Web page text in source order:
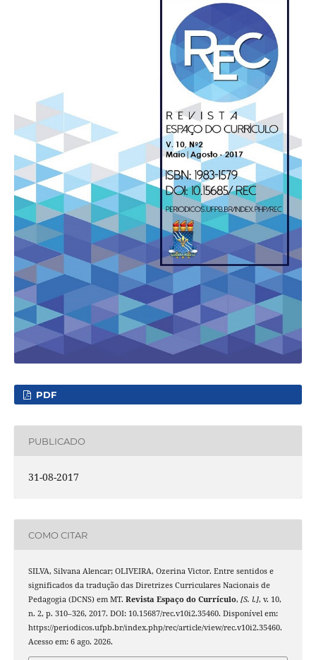
PDF
PUBLICADO
31-08-2017
COMO CITAR
SILVA, Silvana Alencar; OLIVEIRA, Ozerina Victor. Entre sentidos e
significados da tradução das Diretrizes Curriculares Nacionais de
Pedagogia (DCNS) em MT. Revista Espaço do Currículo, [S. l.], v. 10,
n. 2, p. 310–326, 2017. DOI: 10.15687/rec.v10i2.35460. Disponível em:
https://periodicos.ufpb.br/index.php/rec/article/view/rec.v10i2.35460.
Acesso em: 6 ago. 2026.